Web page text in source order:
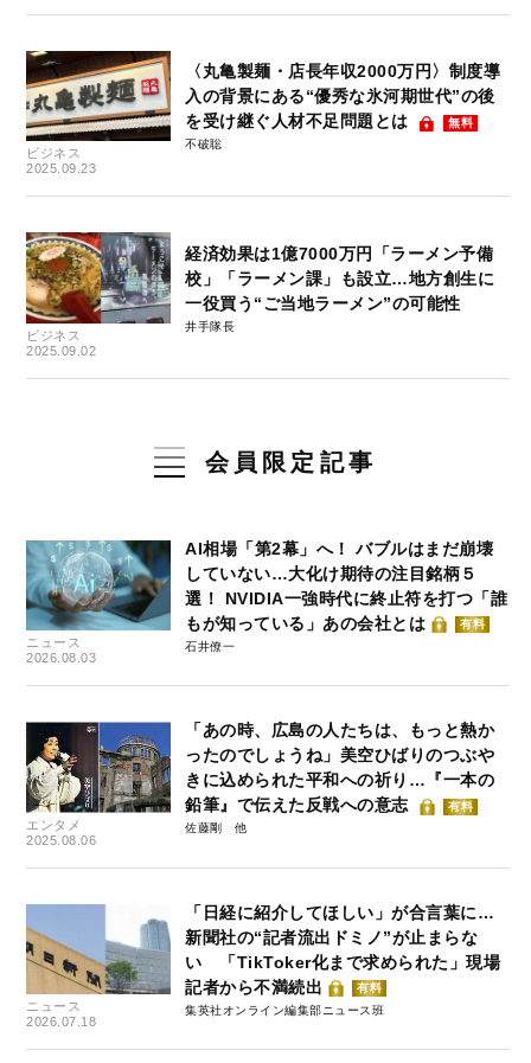
ビジネス
2025.09.23
〈丸亀製麺・店長年収2000万円〉制度導
入の背景にある“優秀な氷河期世代”の後
を受け継ぐ人材不足問題とは
無料
不破聡
ビジネス
2025.09.02
経済効果は1億7000万円「ラーメン予備
校」「ラーメン課」も設立…地方創生に
一役買う“ご当地ラーメン”の可能性
井手隊長
会員限定記事
ニュース
2026.08.03
AI相場「第2幕」へ！ バブルはまだ崩壊
していない…大化け期待の注目銘柄５
選！ NVIDIA一強時代に終止符を打つ「誰
もが知っている」あの会社とは
有料
石井僚一
エンタメ
2025.08.06
「あの時、広島の人たちは、もっと熱か
ったのでしょうね」美空ひばりのつぶや
きに込められた平和への祈り…『一本の
鉛筆』で伝えた反戦への意志
有料
佐藤剛
ニュース
2026.07.18
「日経に紹介してほしい」が合言葉に…
新聞社の“記者流出ドミノ”が止まらな
い 「TikToker化まで求められた」現場
記者から不満続出
有料
集英社オンライン編集部ニュース班